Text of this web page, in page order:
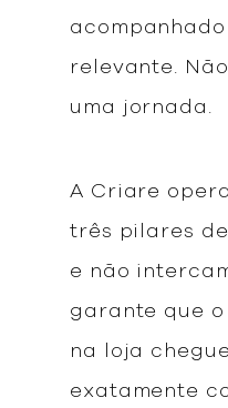
relevante.
uma jornada.
A Criare
três pilares
e não
garante que
na loja
exatamente